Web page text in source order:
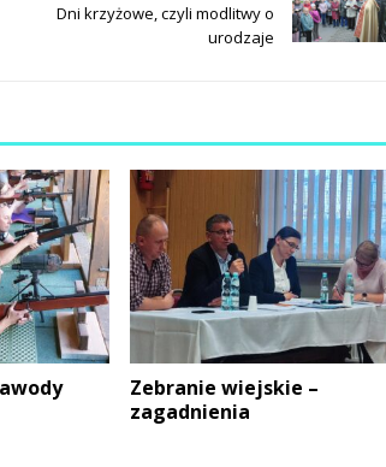
Dni krzyżowe, czyli modlitwy o
urodzaje
Zebranie wiejskie –
zagadnienia